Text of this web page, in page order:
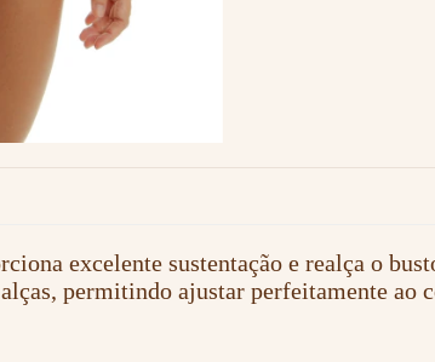
excelente sustentação e realça o
permitindo ajustar perfeitamente ao